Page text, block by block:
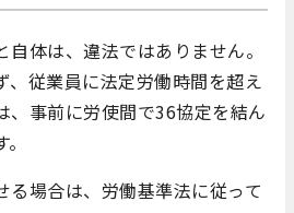
体は、違法ではありません。
、従業員に法定労働時間を超え
、事前に労使間で36協定を結ん
る場合は、労働基準法に従って